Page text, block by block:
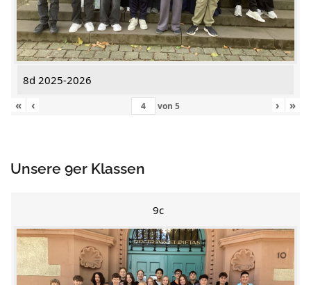
8d 2025-2026
«
‹ von 5 › »
Unsere 9er Klassen
9c